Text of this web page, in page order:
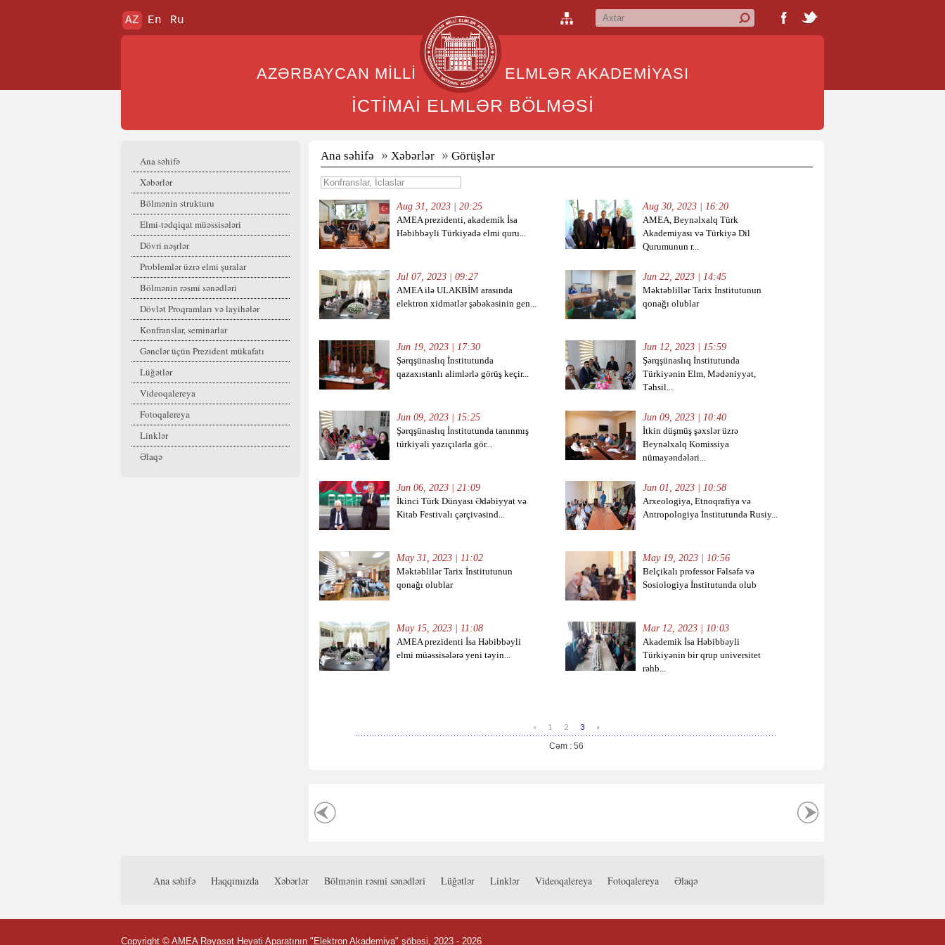
AZ En Ru
AZƏRBAYCAN MİLLİ ELMLƏR AKADEMİYASI
İCTİMAİ ELMLƏR BÖLMƏSİ
Ana səhifə
Xəbərlər
Bölmənin strukturu
Elmi-tədqiqat müəssisələri
Dövri nəşrlər
Problemlər üzrə elmi şuralar
Bölmənin rəsmi sənədləri
Dövlət Proqramları və layihələr
Konfranslar, seminarlar
Gənclər üçün Prezident mükafatı
Lüğətlər
Videoqalereya
Fotoqalereya
Linklər
Əlaqə
Ana səhifə Xəbərlər Görüşlər
Aug 31, 2023 | 20:25
AMEA prezidenti, akademik İsa
Həbibbəyli Türkiyədə elmi quru...
Aug 30, 2023 | 16:20
AMEA, Beynəlxalq Türk
Akademiyası və Türkiyə Dil
Qurumunun r...
Jul 07, 2023 | 09:27
AMEA ilə ULAKBİM arasında
elektron xidmətlər şəbəkəsinin gen...
Jun 22, 2023 | 14:45
Məktəblillər Tarix İnstitutunun
qonağı olublar
Jun 19, 2023 | 17:30
Şərqşünaslıq İnstitutunda
qazaxıstanlı alimlərlə görüş keçir...
Jun 12, 2023 | 15:59
Şərqşünaslıq İnstitutunda
Türkiyənin Elm, Mədəniyyət,
Təhsil...
Jun 09, 2023 | 15:25
Şərqşünaslıq İnstitutunda tanınmış
türkiyəli yazıçılarla gör...
Jun 09, 2023 | 10:40
İtkin düşmüş şəxslər üzrə
Beynəlxalq Komissiya
nümayəndələri...
Jun 06, 2023 | 21:09
İkinci Türk Dünyası Ədəbiyyat və
Kitab Festivalı çərçivəsind...
Jun 01, 2023 | 10:58
Arxeologiya, Etnoqrafiya və
Antropologiya İnstitutunda Rusiy...
May 31, 2023 | 11:02
Məktəblilər Tarix İnstitutunun
qonağı olublar
May 19, 2023 | 10:56
Belçikalı professor Fəlsəfə və
Sosiologiya İnstitutunda olub
May 15, 2023 | 11:08
AMEA prezidenti İsa Həbibbəyli
elmi müəssisələrə yeni təyin...
Mar 12, 2023 | 10:03
Akademik İsa Həbibbəyli
Türkiyənin bir qrup universitet
rəhb...
« 1 2 3 »
Cəm : 56
Ana səhifə Haqqımızda Xəbərlər Bölmənin rəsmi sənədləri Lüğətlər Linklər Videoqalereya Fotoqalereya Əlaqə
Copyright © AMEA Rəyasət Heyəti Aparatının "Elektron Akademiya" şöbəsi, 2023 - 2026